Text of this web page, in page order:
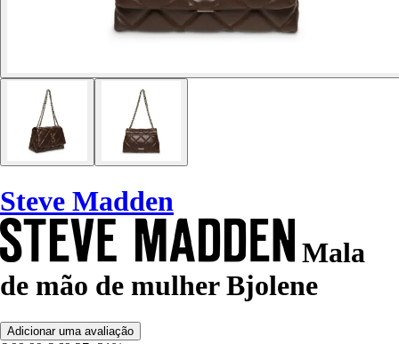
Steve Madden
Mala
de mão de mulher Bjolene
Adicionar uma avaliação